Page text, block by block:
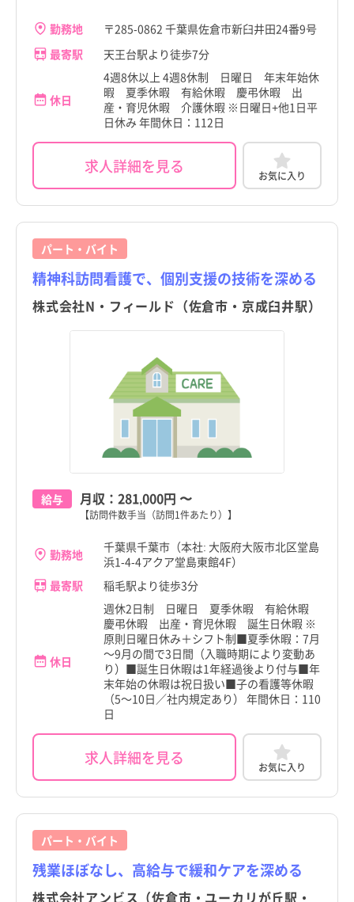
勤務地
〒285-0862 千葉県佐倉市新臼井田24番9号
最寄駅
天王台駅より徒歩7分
休日
4週8休以上 4週8休制 日曜日 年末年始休
暇 夏季休暇 有給休暇 慶弔休暇 出
産・育児休暇 介護休暇 ※日曜日+他1日平
日休み 年間休日：112日
求人詳細を見る お気に入り
パート・バイト
精神科訪問看護で、個別支援の技術を深める
株式会社N・フィールド（佐倉市・京成臼井駅）
給与 月収： 281,000円 〜
【訪問件数手当（訪問1件あたり）】
勤務地
千葉県千葉市（本社: 大阪府大阪市北区堂島
浜1-4-4アクア堂島東館4F）
最寄駅
稲毛駅より徒歩3分
休日
週休2日制 日曜日 夏季休暇 有給休暇
慶弔休暇 出産・育児休暇 誕生日休暇 ※
原則日曜日休み＋シフト制■夏季休暇：7月
～9月の間で3日間（入職時期により変動あ
り）■誕生日休暇は1年経過後より付与■年
末年始の休暇は祝日扱い■子の看護等休暇
（5～10日／社内規定あり） 年間休日：110
日
求人詳細を見る お気に入り
パート・バイト
残業ほぼなし、高給与で緩和ケアを深める
株式会社アンビス（佐倉市・ユーカリが丘駅・